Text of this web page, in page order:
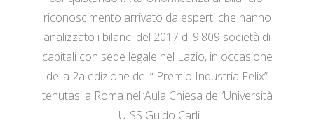
riconoscimento arrivato da esperti che hanno
analizzato i bilanci del 2017 di 9.809 società di
capitali con sede legale nel Lazio, in occasione
della 2a edizione del “ Premio Industria Felix”
tenutasi a Roma nell’Aula Chiesa dell’Università
LUISS Guido Carli.